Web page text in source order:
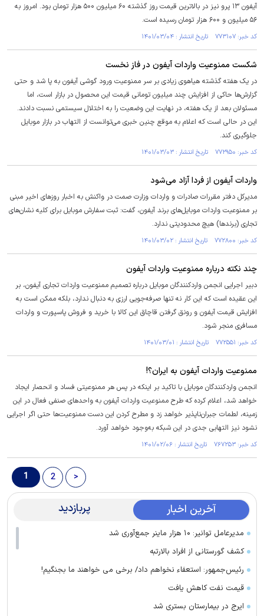
آیفون ۱۳ پرو نیز در بالاترین قیمت روز گذشته ۶۰ میلیون ۵۰۰ هزار تومان بود. امروز به
۵۶ میلیون و ۶۰۰ هزار تومان رسیده است.
کد خبر: ۷۷۳۱۰۷ تاریخ انتشار : ۱۴۰۱/۰۳/۰۴
شکست ممنوعیت واردات آیفون در فاز نخست
در یک هفته گذشته هیاهوی زیادی بر سر ممنوعیت ورود گوشی آیفون به پا شد و حتی
گزارش‌ها حاکی از افزایش چند میلیون تومانی قیمت این محصول در بازار است، اما
مسئولان بعد از یک هفته، در نهایت این وضعیت را به اختلال سیستمی نسبت دادند.
این در حالی است که اعلام به موقع چنین خبری می‌توانست از التهاب در بازار موبایل
جلوگیری کند.
کد خبر: ۷۷۲۹۵۰ تاریخ انتشار : ۱۴۰۱/۰۳/۰۳
واردات آیفون از فردا آزاد می‌شود
مدیرکل دفتر مقررات صادرات و واردات وزارت صمت در واکنش به اخبار روز‌های اخیر مبنی
بر ممنوعیت واردات موبایل‌های برند آیفون، گفت: ثبت سفارش موبایل برای کلیه نشان‌های
تجاری (برندها) هیچ محدودیتی ندارد.
کد خبر: ۷۷۲۸۰۰ تاریخ انتشار : ۱۴۰۱/۰۳/۰۲
چند نکته درباره ممنوعیت واردات آیفون
دبیر اجرایی انجمن واردکنندگان موبایل درباره تصمیم ممنوعیت واردات تجاری آیفون، بر
این عقیده است که این کار نه تنها صرفه‌جویی ارزی به دنبال ندارد، بلکه ممکن است به
افزایش قیمت آیفون و رونق گرفتن قاچاق این کالا با خرید و فروش پاسپورت و واردات
مسافری منجر شود.
کد خبر: ۷۷۲۵۵۱ تاریخ انتشار : ۱۴۰۱/۰۳/۰۱
ممنوعیت واردات آیفون به ایران؟!
انجمن واردکنندگان موبایل با تاکید بر اینکه در پس هر ممنوعیتی فساد و انحصار ایجاد
خواهد شد، اعلام کرده که طرح ممنوعیت واردات آیفون به واحد‌های صنفی فعال در این
زمینه، لطمات جبران‌ناپذیر خواهد زد و مطرح کردن این دست ممنوعیت‌ها حتی اگر اجرایی
نشود نیز التهابی جدی در این شبکه به‌وجود خواهد آورد.
کد خبر: ۷۶۷۲۵۳ تاریخ انتشار : ۱۴۰۱/۰۲/۰۶
1 2 >
آخرین اخبار پربازدید
مدیرعامل توانیر: ۱۰ هزار ماینر جمع‌آوری شد
کشف گورستانی از افراد بالارتبه
رئیس‌جمهور: استعفاء نخواهم داد/ برخی می خواهند ما بجنگیم!
قیمت نفت کاهش یافت
ایرج در بیمارستان بستری شد